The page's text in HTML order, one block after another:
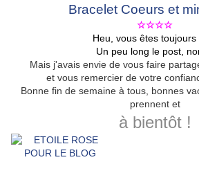
Bracelet Coeurs et
☆☆☆☆
Heu, vous êtes toujours
Un peu long le post,
Mais j'avais envie de vous faire
et vous remercier de votre
Bonne fin de semaine à tous, bonnes
prennent et
à bientôt !